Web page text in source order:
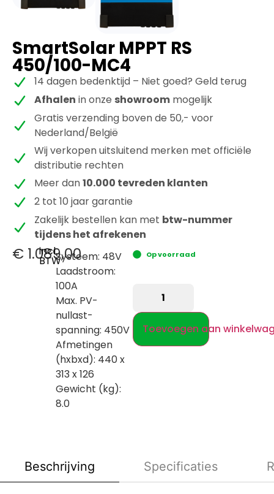
SmartSolar MPPT RS
450/100-MC4
14 dagen bedenktijd – Niet goed? Geld terug
Afhalen in onze showroom mogelijk
Gratis verzending boven de 50,- voor
Nederland/België
Wij verkopen uitsluitend merken met officiële
distributie rechten
Meer dan10.000 tevreden klanten
2 tot 10 jaar garantie
Zakelijk bestellen kan met btw-nummer
tijdens het afrekenen
€ 1.089,00
incl.
BTWSysteem: 48V
Laadstroom:
100A
Max. PV-
nullast-
spanning: 450V
Afmetingen
(hxbxd): 440 x
313 x 126
Gewicht (kg):
8.0
Op voorraad
Toevoegen aan
Beschrijving Specificaties